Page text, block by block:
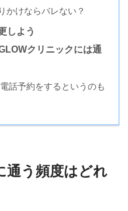
かけならバレない？
しよう
クリニックには通
話予約をするというのも
通う頻度はどれ